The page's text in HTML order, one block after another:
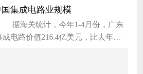
集成电路业规模
据海关统计，今年1-4月份，广东
电路价值216.4亿美元，比去年同